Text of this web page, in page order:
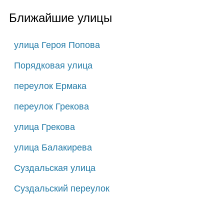
Ближайшие улицы
улица Героя Попова
Порядковая улица
переулок Ермака
переулок Грекова
улица Грекова
улица Балакирева
Суздальская улица
Суздальский переулок